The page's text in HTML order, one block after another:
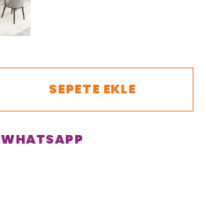
SEPETE EKLE
WHATSAPP